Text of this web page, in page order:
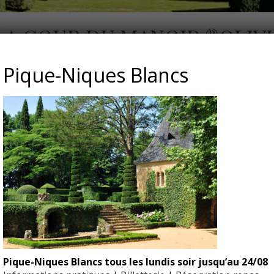
COUR DU MANOIR
Anger
Pique-Niques Blancs
Pique-Niques Blancs tous les lundis soir jusqu’au 24/08